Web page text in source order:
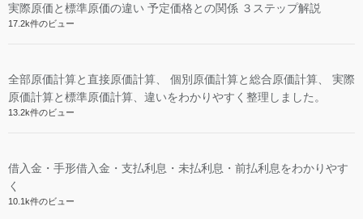
実際原価と標準原価の違い 予定価格との関係 ３ステップ解説
17.2k件のビュー
全部原価計算と直接原価計算、 個別原価計算と総合原価計算、 実際
原価計算と標準原価計算、違いをわかりやすく整理しました。
13.2k件のビュー
借入金・手形借入金・支払利息・未払利息・前払利息をわかりやす
く
10.1k件のビュー